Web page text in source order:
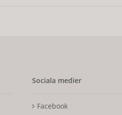
Sociala medier
Facebook